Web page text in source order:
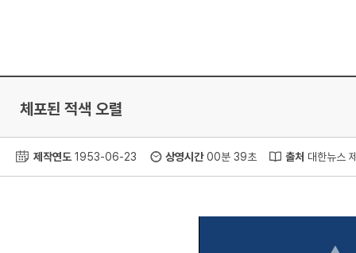
체포된 적색 오렬
제작연도 1953-06-23 상영시간00분 39초 출처 대한뉴스